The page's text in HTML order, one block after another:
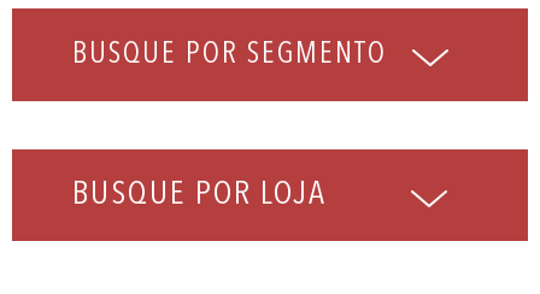
BUSQUE POR LOJA